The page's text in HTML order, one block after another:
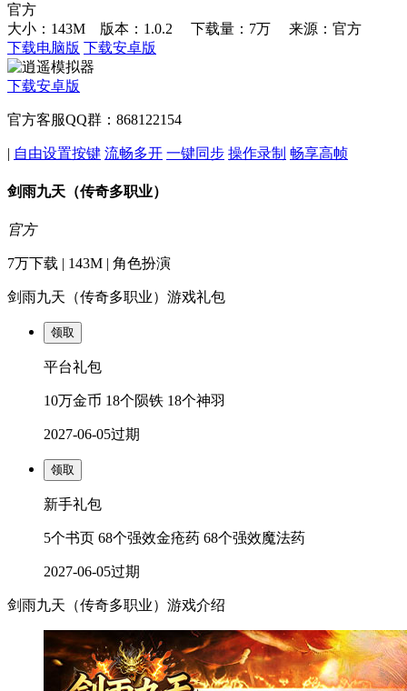
官方
大小：143M 版本：1.0.2
下载量：7万
来源：官方
下载电脑版 下载安卓版
下载安卓版
官方客服QQ群：868122154
| 自由设置按键 流畅多开 一键同步 操作录制 畅享高帧
剑雨九天（传奇多职业）
官方
7万下载 | 143M | 角色扮演
剑雨九天（传奇多职业）游戏礼包
领取
平台礼包
10万金币 18个陨铁 18个神羽
2027-06-05过期
领取
新手礼包
5个书页 68个强效金疮药 68个强效魔法药
2027-06-05过期
剑雨九天（传奇多职业）游戏介绍